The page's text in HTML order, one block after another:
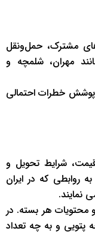
مشترک، حمل‌ونقل
مهران، شلمچه و
پوشش خطرات احتمالی
شرایط تحویل و
روابطی که در ایران
نمایند.
هر بسته. در
پتویی و به چه تعداد